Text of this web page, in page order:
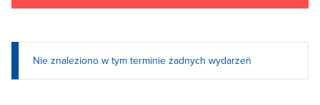
Nie znaleziono w tym terminie żadnych wydarzeń